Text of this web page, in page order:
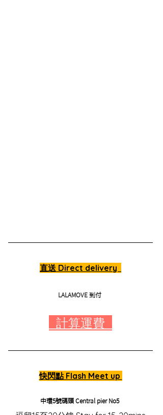
直送 Direct delivery
LALAMOVE 到付
計算運費
快閃點 Flash Meet up
中環5號碼頭 Central pier No5